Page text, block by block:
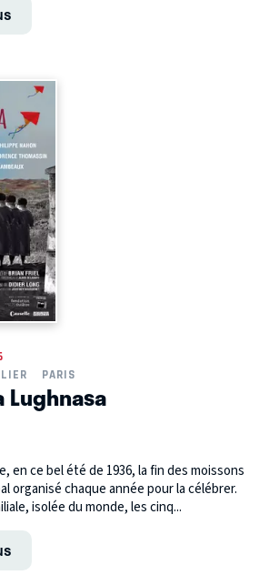
PARIS
Lughnasa
en ce bel été de 1936, la fin des moissons
organisé chaque année pour la célébrer.
isolée du monde, les cinq...